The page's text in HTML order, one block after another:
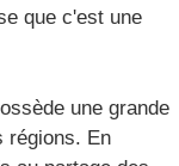
que c'est une
une grande
régions. En